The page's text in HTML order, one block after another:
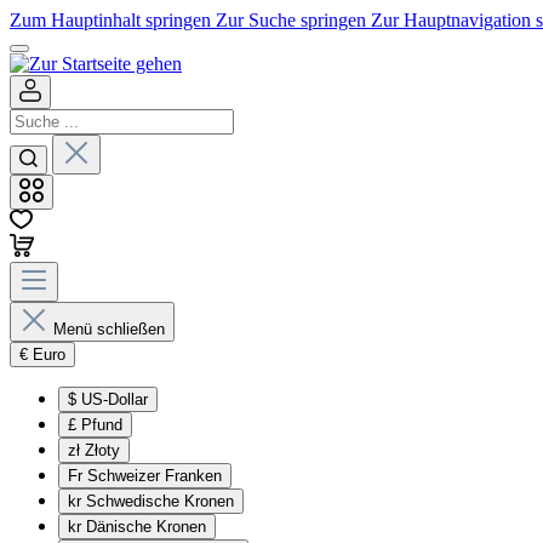
Zum Hauptinhalt springen Zur Suche springen Zur Hauptnavigation
Menü schließen
€ Euro
$ US-Dollar
£ Pfund
zł Złoty
Fr Schweizer Franken
kr Schwedische Kronen
kr Dänische Kronen